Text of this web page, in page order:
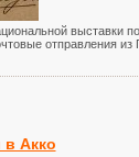
выставки
отправления из
в Акко